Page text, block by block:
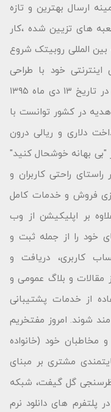
ارسال بهترین و تازه
های تزیین شده ،کار
المللی روبیتک شروع
خود با طراحی
اپلیکیشن بر بستر اندروید و آی اواس در تاریخ ۱۳ دی ماه ۱۳۹۵
در کشور توانست با
دلاری و ریالی درون
"بى بهانه خوشحال كنید"
راحتی کاربران و
فروش و خدمات کامل
بر اپلیکیشن از وب
خود را از جمله ثبت و
کاربری، دریافت و
مقالات و بلاگ عمومی و
از خدمات پشتیبانی
شوند. امروز مفتخریم
مخاطبان خود (خانواده
مشتری بر مبنای
گل گیفت، شبکه
پلتفرم های دانلود نرم